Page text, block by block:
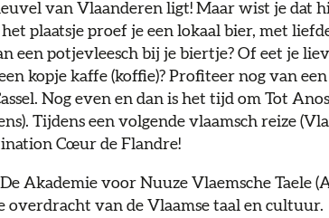
van Vlaanderen ligt! Maar wist je dat
plaatsje proef je een lokaal bier, met
een potjevleesch bij je biertje? Of eet je
kopje kaffe (koffie)? Profiteer nog van
Nog even en dan is het tijd om Tot
Tijdens een volgende vlaamsch reize
Cœur de Flandre!
Akademie voor Nuuze Vlaemsche Taele
van de Vlaamse taal en cultuur.